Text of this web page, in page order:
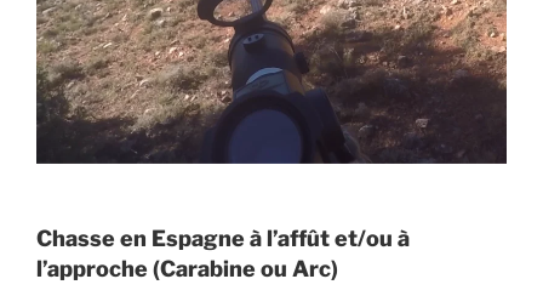
Chasse en Espagne à l’affût et/ou à
l’approche (Carabine ou Arc)